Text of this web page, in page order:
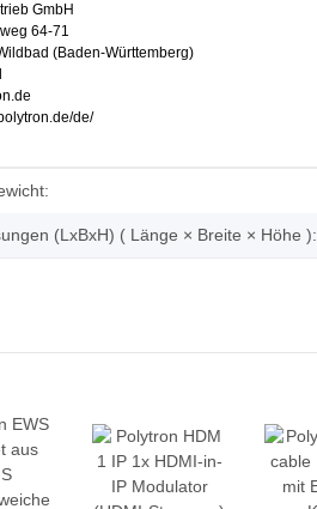
GmbH
64-71
(Baden-Württemberg)
de/
(LxBxH) ( Länge × Breite × Höhe ):